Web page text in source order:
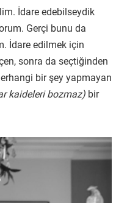
İdare edebilseydik
Gerçi bunu da
İdare edilmek için
sonra da seçtiğinden
bir şey yapmayan
kaideleri bozmaz) bir